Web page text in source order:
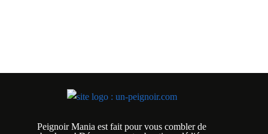
Peignoir Mania est fait pour vous combler de